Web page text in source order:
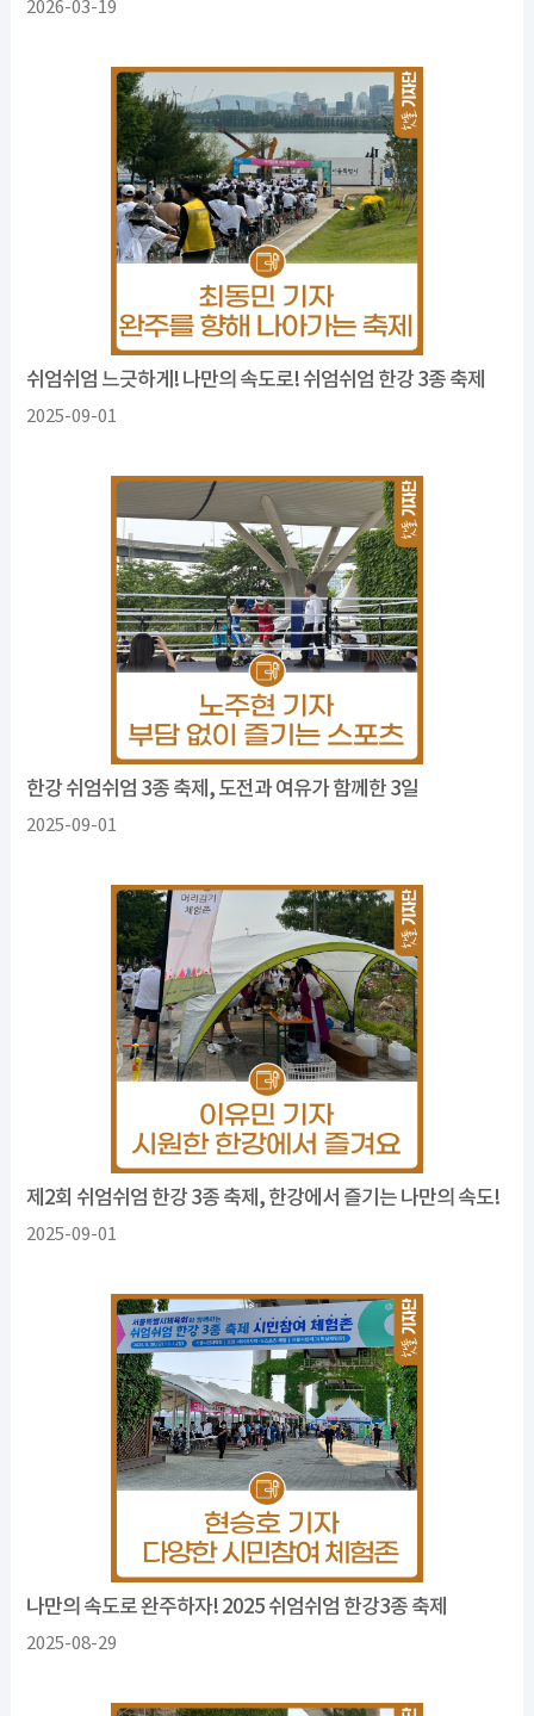
2026-03-19
쉬엄쉬엄 느긋하게! 나만의 속도로! 쉬엄쉬엄 한강 3종 축제
2025-09-01
한강 쉬엄쉬엄 3종 축제, 도전과 여유가 함께한 3일
2025-09-01
제2회 쉬엄쉬엄 한강 3종 축제, 한강에서 즐기는 나만의 속도!
2025-09-01
나만의 속도로 완주하자! 2025 쉬엄쉬엄 한강3종 축제
2025-08-29